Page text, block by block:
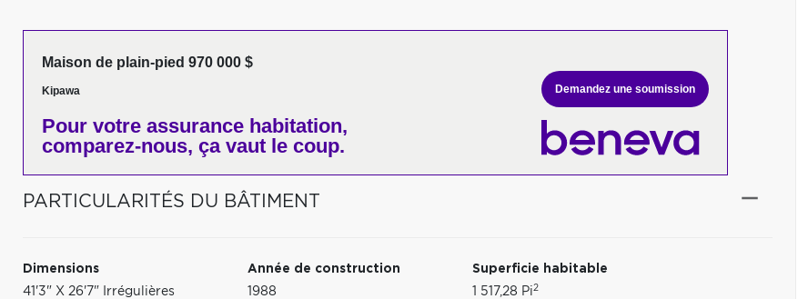
Maison de plain-pied 970 000 $
Kipawa
Pour votre assurance habitation,
comparez-nous, ça vaut le coup.
Demandez une soumission
PARTICULARITÉS DU BÂTIMENT
Dimensions
41'3" X 26'7" Irrégulières
Année de construction
1988
Superficie habitable
1 517,28 Pi2